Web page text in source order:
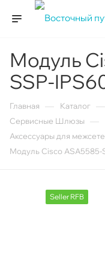
Модуль
SSP-
Главная Каталог
Сервисные Шлюзы
Аксессуары для
Модуль Cisco ASA5585-
Seller RFB